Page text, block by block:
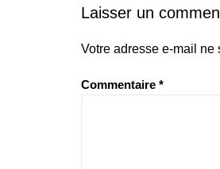
Laisser un
Votre adresse e-mail ne
Commentaire *